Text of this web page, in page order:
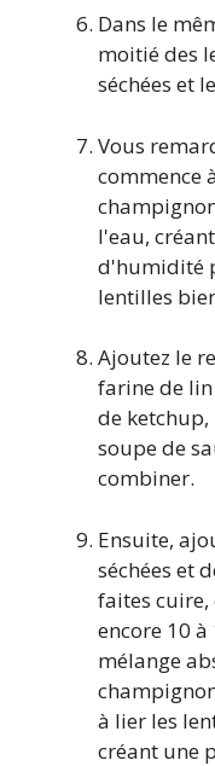
Dans le
moitié des
séchées et
Vous
commence
l'eau,
d'humidité
lentilles
Ajoutez le
farine de
de
soupe de
combiner.
Ensuite,
séchées et
faites
encore 10
mélange
à lier les
créant une